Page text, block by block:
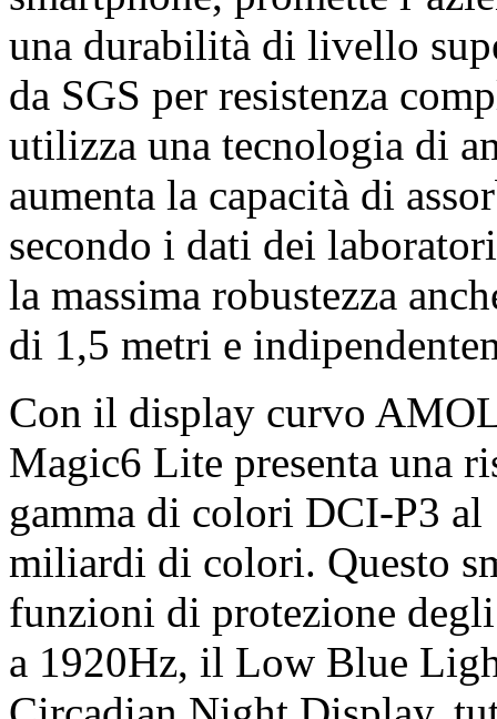
una durabilità di livello
da SGS per resistenza
utilizza una tecnologia di
aumenta la capacità di
secondo i dati dei
la massima robustezza
di 1,5 metri e
Con il display curvo
Magic6 Lite presenta una
gamma di colori DCI-P3
miliardi di colori. Questo
funzioni di protezione
a 1920Hz, il Low Blue